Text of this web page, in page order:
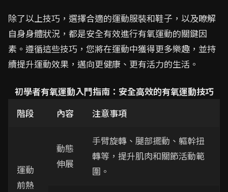
除了以上技巧，選擇合適的運動服裝和鞋子，以及瞭解
自身身體狀況，都是安全有效進行有氧運動的關鍵因
素。遵循這些技巧，您將在運動中獲得更多樂趣，並持
續提升運動效果，邁向更健康、更有活力的生活。
初學者有氧運動入門指南：安全高效的有氧運動技巧
階段
內容 注意事項
運動
前熱
動態
伸展
手臂旋轉、腿部擺動、軀幹扭
轉等，提升肌肉和關節活動範
圍。